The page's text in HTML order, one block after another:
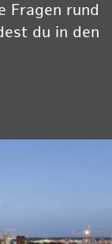
Fragen rund
du in den